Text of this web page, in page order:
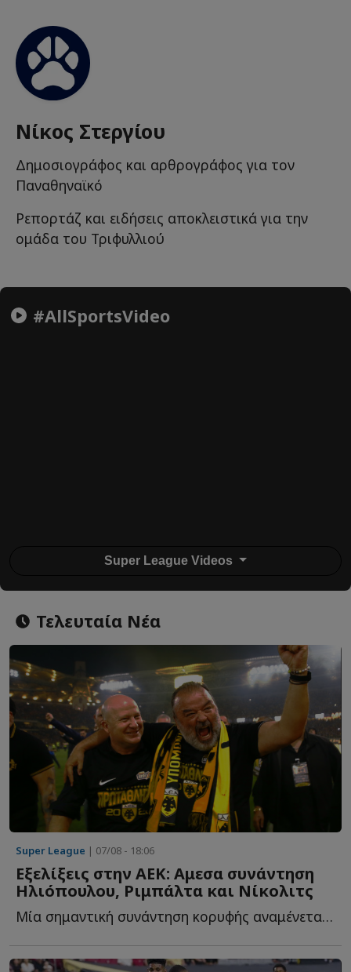
Νίκος Στεργίου
Δημοσιογράφος και αρθρογράφος για τον
Παναθηναϊκό
Ρεπορτάζ και ειδήσεις αποκλειστικά για την
ομάδα του Τριφυλλιού
#AllSportsVideo
Super League Videos
Τελευταία Νέα
Super League | 07/08 - 18:06
Εξελίξεις στην ΑΕΚ: Αμεσα συνάντηση
Ηλιόπουλου, Ριμπάλτα και Νίκολιτς
Μία σημαντική συνάντηση κορυφής αναμένεται το επόμενο δ...